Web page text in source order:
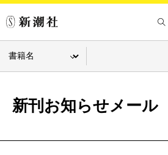
新刊お知らせメール